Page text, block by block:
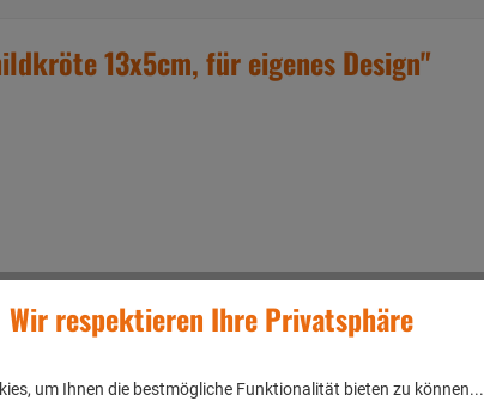
13x5cm, für eigenes Design"
Wir respektieren Ihre Privatsphäre
um Ihnen die bestmögliche Funktionalität bieten zu können...